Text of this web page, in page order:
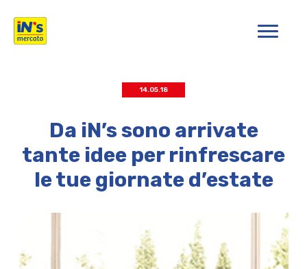
iN's Mercato
14.05.18
Da iN’s sono arrivate
tante idee per rinfrescare
le tue giornate d’estate